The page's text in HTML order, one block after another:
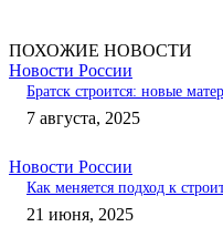
ПОХОЖИЕ НОВОСТИ
Новости России
Братск строится: новые
7 августа, 2025
Новости России
Как меняется подход к
21 июня, 2025